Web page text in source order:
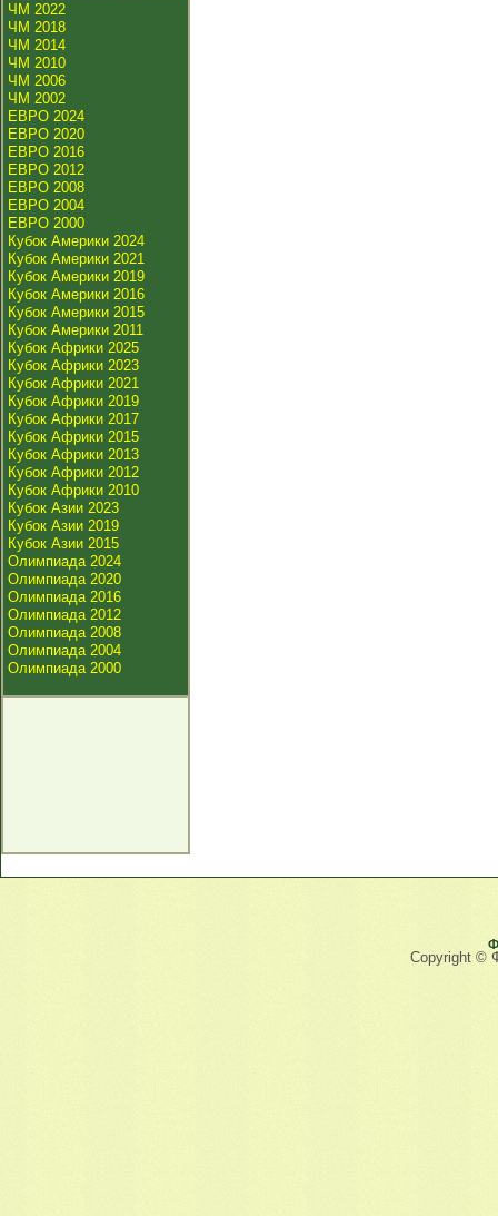
ЧМ 2022
ЧМ 2018
ЧМ 2014
ЧМ 2010
ЧМ 2006
ЧМ 2002
ЕВРО 2024
ЕВРО 2020
ЕВРО 2016
ЕВРО 2012
ЕВРО 2008
ЕВРО 2004
ЕВРО 2000
Кубок Америки 2024
Кубок Америки 2021
Кубок Америки 2019
Кубок Америки 2016
Кубок Америки 2015
Кубок Америки 2011
Кубок Африки 2025
Кубок Африки 2023
Кубок Африки 2021
Кубок Африки 2019
Кубок Африки 2017
Кубок Африки 2015
Кубок Африки 2013
Кубок Африки 2012
Кубок Африки 2010
Кубок Азии 2023
Кубок Азии 2019
Кубок Азии 2015
Олимпиада 2024
Олимпиада 2020
Олимпиада 2016
Олимпиада 2012
Олимпиада 2008
Олимпиада 2004
Олимпиада 2000
Copyright ©